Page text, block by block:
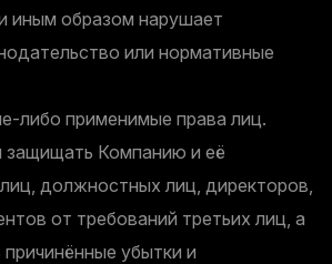
иным образом нарушает
или нормативные
либо применимые права лиц.
защищать Компанию и её
должностных лиц, директоров,
от требований третьих лиц, а
убытки и